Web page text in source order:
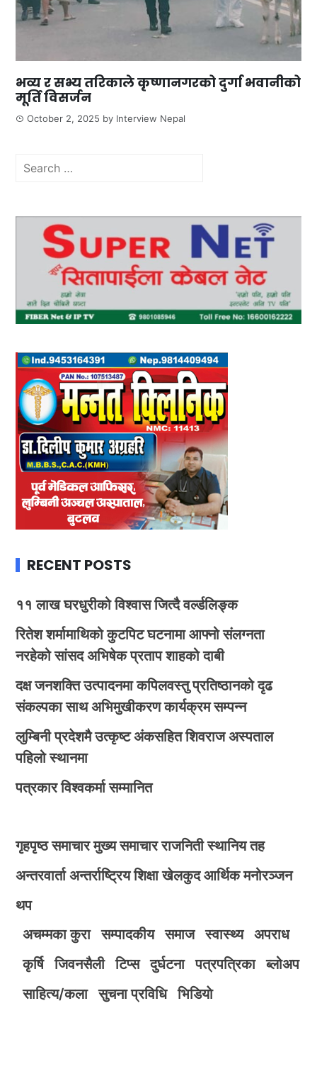
भव्य र सभ्य तरिकाले कृष्णानगरको दुर्गा भवानीको
मूर्ति विसर्जन
October 2, 2025 by Interview Nepal
Search
RECENT POSTS
११ लाख घरधुरीको विश्वास जित्दै वर्ल्डलिङ्क
रितेश शर्मामाथिको कुटपिट घटनामा आफ्नो संलग्नता
नरहेको सांसद अभिषेक प्रताप शाहको दाबी
दक्ष जनशक्ति उत्पादनमा कपिलवस्तु प्रतिष्ठानको दृढ
संकल्पका साथ अभिमुखीकरण कार्यक्रम सम्पन्न
लुम्बिनी प्रदेशमै उत्कृष्ट अंकसहित शिवराज अस्पताल
पहिलो स्थानमा
पत्रकार विश्वकर्मा सम्मानित
गृहपृष्ठ समाचार मुख्य समाचार राजनिती स्थानिय तह
अन्तरवार्ता अन्तर्राष्ट्रिय शिक्षा खेलकुद आर्थिक मनोरञ्जन
थप
अचम्मका कुरा
सम्पादकीय समाज स्वास्थ्य
अपराध
कृर्षि
जिवनसैली टिप्स दुर्घटना पत्रपत्रिका
ब्लोअप
साहित्य/कला
सुचना प्रविधि भिडियाे